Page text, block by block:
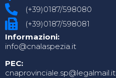
(+39)0187/598080
(+39)0187/598081
Informazioni:
info@cnalaspezia.it
PEC:
cnaprovinciale.sp@legalmail.it